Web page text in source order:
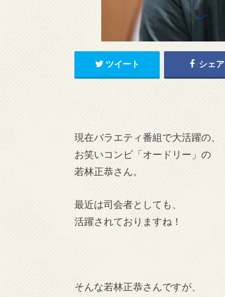
ツイート シェア
現在バラエティ番組で大活躍の、
お笑いコンビ「オードリー」の
若林正恭さん。
最近は司会者としても、
活躍されておりますね！
そんな若林正恭さんですが、